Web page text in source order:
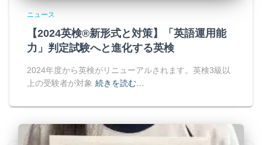
ニュース
【2024英検®新形式と対策】「英語運用能
力」判定試験へと進化する英検
2024年度から英検がリニューアルされます。英検3級以
上の受験者が対象 続きを読む…